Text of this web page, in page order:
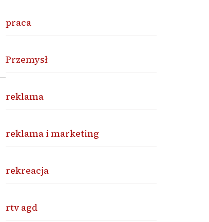
praca
Przemysł
reklama
reklama i marketing
rekreacja
rtv agd